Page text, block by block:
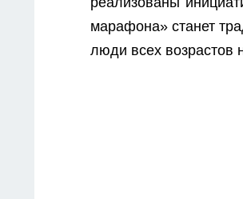
марафона» станет
люди всех возрастов